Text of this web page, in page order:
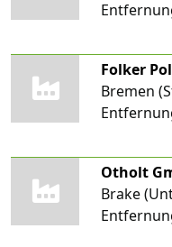
Bremen
Otholt
Brake